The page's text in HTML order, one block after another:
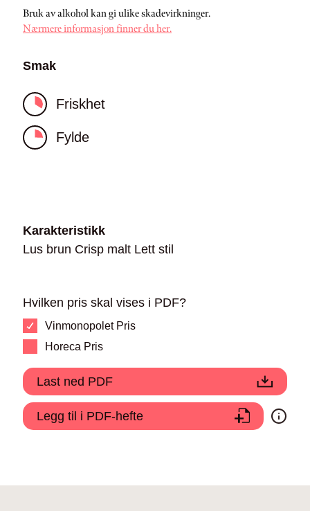
Bruk av alkohol kan gi ulike skadevirkninger.
Nærmere informasjon finner du her.
Smak
Friskhet
Fylde
Karakteristikk
Lus brun Crisp malt Lett stil
Hvilken pris skal vises i PDF?
Vinmonopolet Pris
Horeca Pris
Last ned PDF
Legg til i PDF-hefte